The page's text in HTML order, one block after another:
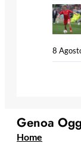
8
Genoa
Home